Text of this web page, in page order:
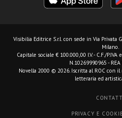
Visibilia Editrice S.r.l. con sede in Via Privata
Milano.
Capitale sociale € 100.000,00 I.V. - C.F./
N.10269990965 -
Novella 2000 © 2026. Iscritta al ROC con
letteraria ed
PRIVACY E